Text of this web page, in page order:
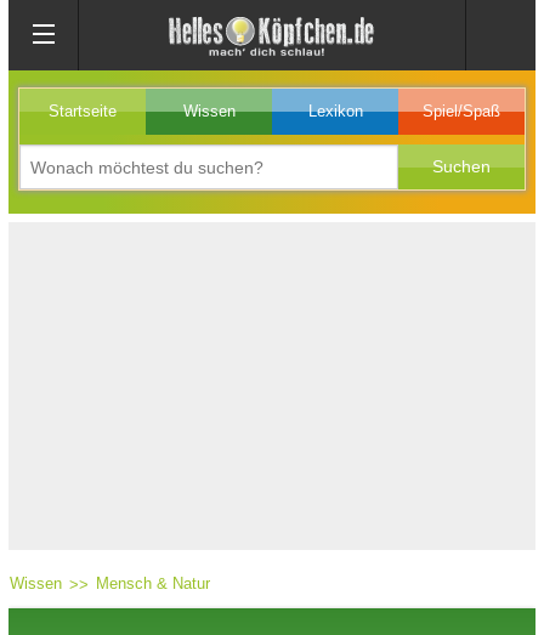
Startseite Wissen Lexikon Spiel/Spaß
Wissen Mensch & Natur